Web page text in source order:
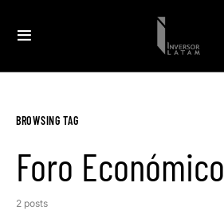
BROWSING TAG
Foro Económico
2 posts